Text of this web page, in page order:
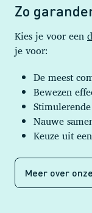
Zo
Kies je voor een
je voor:
De meest
Bewezen
Nauwe
Keuze uit
Meer over